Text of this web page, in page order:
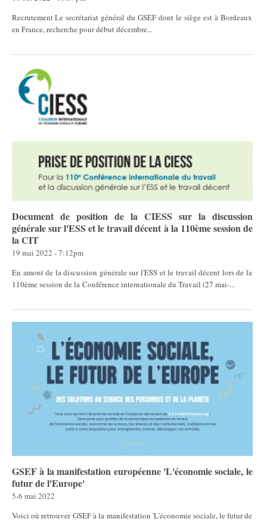
Recrutement Le secrétariat général du GSEF dont le siège est à Bordeaux
en France, recherche pour début décembre...
Document de position de la CIESS sur la discussion
générale sur l'ESS et le travail décent à la 110ème session de
la CIT
19 mai 2022 - 7:12pm
En amont de la discussion générale sur l'ESS et le travail décent lors de la
110ème session de la Conférence internationale du Travail (27 mai-...
GSEF à la manifestation européenne 'L'économie sociale, le
futur de l'Europe'
5-6 mai 2022
Voici où retrouver GSEF à la manifestation 'L'économie sociale, le futur de